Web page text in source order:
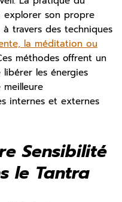
son propre
travers des techniques
la méditation ou
méthodes offrent un
les énergies
internes et externes
Sensibilité
le Tantra